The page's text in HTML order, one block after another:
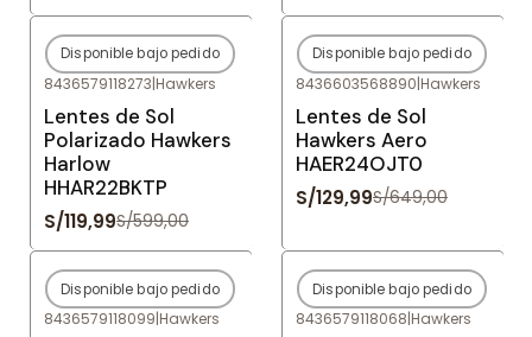
-80%OFF
Agotado
Disponible bajo pedido
8436579118273|Hawkers
Lentes de Sol
Polarizado Hawkers
Harlow
HHAR22BKTP
S/119,99S/599,00
-80%OFF
Agotado
Disponible bajo pedido
8436603568890|Hawkers
Lentes de Sol
Hawkers Aero
HAER24OJT0
S/129,99S/649,00
-77%OFF
Agotado
Disponible bajo pedido
8436579118099|Hawkers
-77%OFF
Agotado
Disponible bajo pedido
8436579118068|Hawkers